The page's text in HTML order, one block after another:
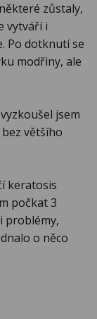
zůstaly,
vytváří i
Po dotknutí se
modřiny, ale
jsem
většího
keratosis
počkat 3
problémy,
o něco